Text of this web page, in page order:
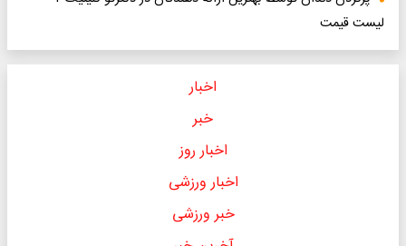
لیست قیمت
اخبار
خبر
اخبار روز
اخبار ورزشی
خبر ورزشی